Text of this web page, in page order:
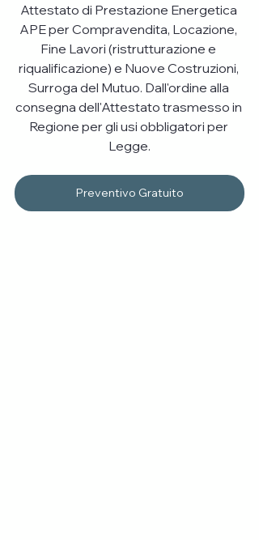
Attestato di Prestazione Energetica
APE per Compravendita, Locazione,
Fine Lavori (ristrutturazione e
riqualificazione) e Nuove Costruzioni,
Surroga del Mutuo. Dall'ordine alla
consegna dell'Attestato trasmesso in
Regione per gli usi obbligatori per
Legge.
Preventivo Gratuito